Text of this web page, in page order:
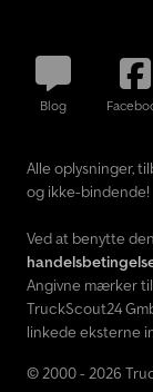
Blog
Alle oplysninger,
og ikke-bindende!
Ved at benytte
Angivne mærker
TruckScout24
linkede eksterne
© 2000 - 2026